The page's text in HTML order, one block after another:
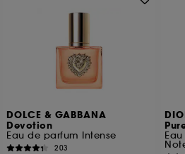
DOLCE & GABBANA
Devotion
Eau de parfum Intense
203